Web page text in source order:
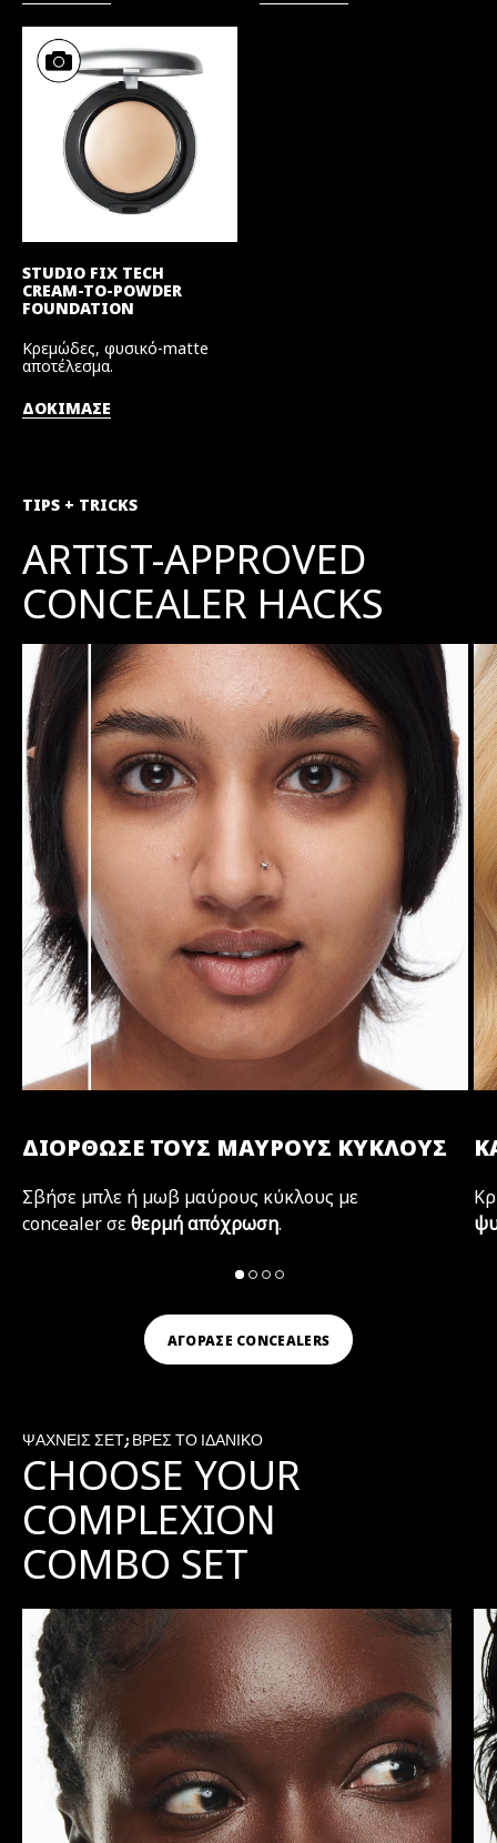
STUDIO FIX TECH
CREAM-TO-POWDER
FOUNDATION
Κρεμώδες, φυσικό-matte
αποτέλεσμα.
ΔΟΚΙΜΑΣΕ
TIPS + TRICKS
ARTIST-APPROVED
CONCEALER HACKS
ΔΙΟΡΘΩΣΕ ΤΟΥΣ ΜΑΥΡΟΥΣ ΚΥΚΛΟΥΣ
Σβήσε μπλε ή μωβ μαύρους κύκλους με
concealer σεθερμή απόχρωση.
ΑΓΟΡΑΣΕ CONCEALERS
ΨΑΧΝΕΙΣ ΣΕΤ; ΒΡΕΣ ΤΟ ΙΔΑΝΙΚΟ
CHOOSE YOUR
COMPLEXION
COMBO SET